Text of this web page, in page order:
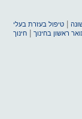
|טיפול בעזרת בעלי
ראשון בחינוך |חינוך